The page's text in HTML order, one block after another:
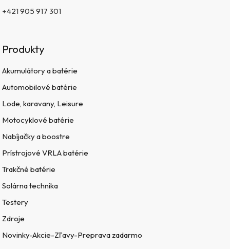
+421 905 917 301
Produkty
Akumulátory a batérie
Automobilové batérie
Lode, karavany, Leisure
Motocyklové batérie
Nabíjačky a boostre
Prístrojové VRLA batérie
Trakčné batérie
Solárna technika
Testery
Zdroje
Novinky-Akcie-Zľavy-Preprava zadarmo